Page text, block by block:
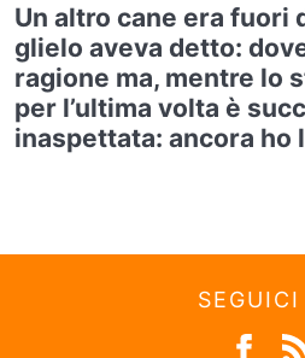
Un altro cane era fuori
glielo aveva detto:
ragione ma, mentre lo
per l’ultima volta è
inaspettata: ancora ho
SEGUICI